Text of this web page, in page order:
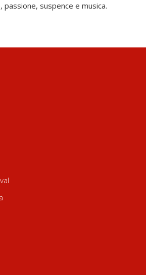
passione, suspence e musica.